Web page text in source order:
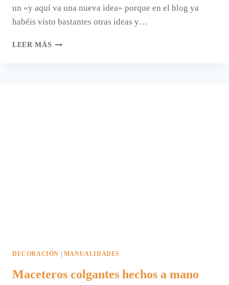
un «y aquí va una nueva idea» porque en el blog ya
habéis visto bastantes otras ideas y…
LEER MÁS ORGANIZADOR
DECORACIÓN MANUALIDADES
Maceteros colgantes hechos a mano